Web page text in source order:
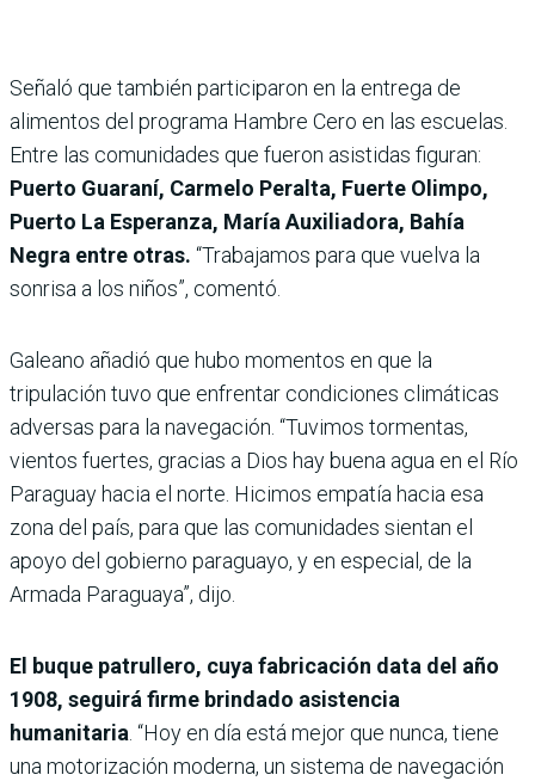
Señaló que también participaron en la entrega de
alimentos del programa Hambre Cero en las escuelas.
Entre las comunidades que fueron asistidas figuran:
Puerto Guaraní, Carmelo Peralta, Fuerte Olimpo,
Puerto La Esperanza, María Auxiliadora, Bahía
Negra entre otras. “Trabajamos para que vuelva la
sonrisa a los niños”, comentó.
Galeano añadió que hubo momentos en que la
tripulación tuvo que enfrentar condiciones climáticas
adversas para la navegación. “Tuvimos tormentas,
vientos fuertes, gracias a Dios hay buena agua en el Río
Paraguay hacia el norte. Hicimos empatía hacia esa
zona del país, para que las comunidades sientan el
apoyo del gobierno paraguayo, y en especial, de la
Armada Paraguaya”, dijo.
El buque patrullero, cuya fabricación data del año
1908, seguirá firme brindado asistencia
humanitaria . “Hoy en día está mejor que nunca, tiene
una motorización moderna, un sistema de navegación